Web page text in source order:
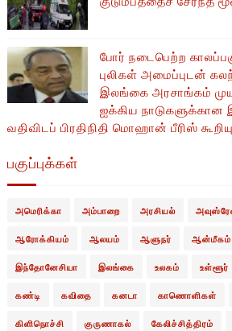
போர் நடைபெற்ற
புலிகள் அமைப்புடன்
இலங்கை அரசாங்கம்
ஐக்கிய
வதிவிடப் பிரதிநிதி மொஹான் பீரிஸ்
பகுப்புக்கள்
அமெரிக்கா அம்பாறை அரசியல்
ஆரோக்கியம் ஆலயம் ஆளுநர் ஆன்மீகம்
இந்தோனேசியா இலங்கை உலகம் உள்ளூர்
கண்டி கவிதை கனடா காணொளிகள்
கிளிநொச்சி குருணாகல் கேலிச்சித்திரம்